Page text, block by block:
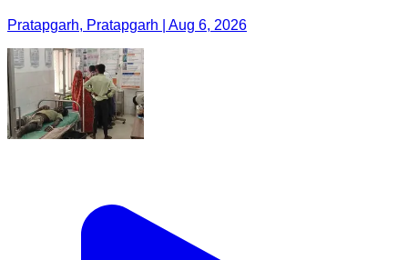
Pratapgarh, Pratapgarh | Aug 6, 2026